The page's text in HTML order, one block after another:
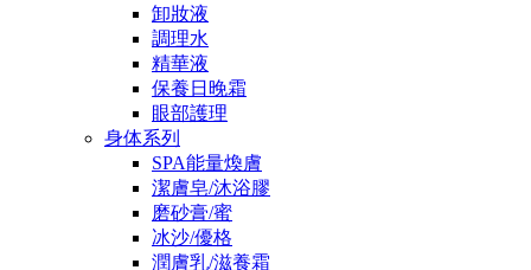
卸妝液
調理水
精華液
保養日晚霜
眼部護理
身体系列
SPA能量煥膚
潔膚皂/沐浴膠
磨砂膏/蜜
冰沙/優格
潤膚乳/滋養霜